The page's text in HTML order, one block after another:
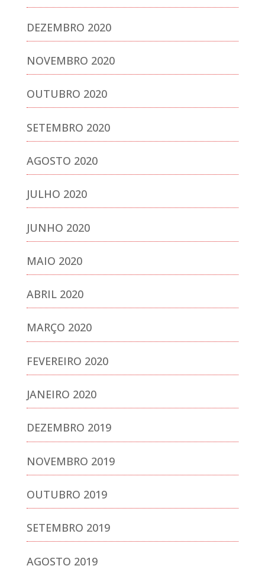
DEZEMBRO 2020
NOVEMBRO 2020
OUTUBRO 2020
SETEMBRO 2020
AGOSTO 2020
JULHO 2020
JUNHO 2020
MAIO 2020
ABRIL 2020
MARÇO 2020
FEVEREIRO 2020
JANEIRO 2020
DEZEMBRO 2019
NOVEMBRO 2019
OUTUBRO 2019
SETEMBRO 2019
AGOSTO 2019